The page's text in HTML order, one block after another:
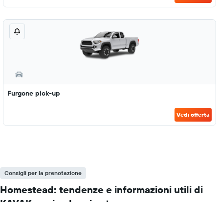
Furgone pick-up
Vedi offerta
Consigli per la prenotazione
Homestead: tendenze e informazioni utili di